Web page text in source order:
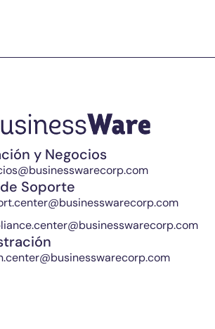
y Negocios
Soporte